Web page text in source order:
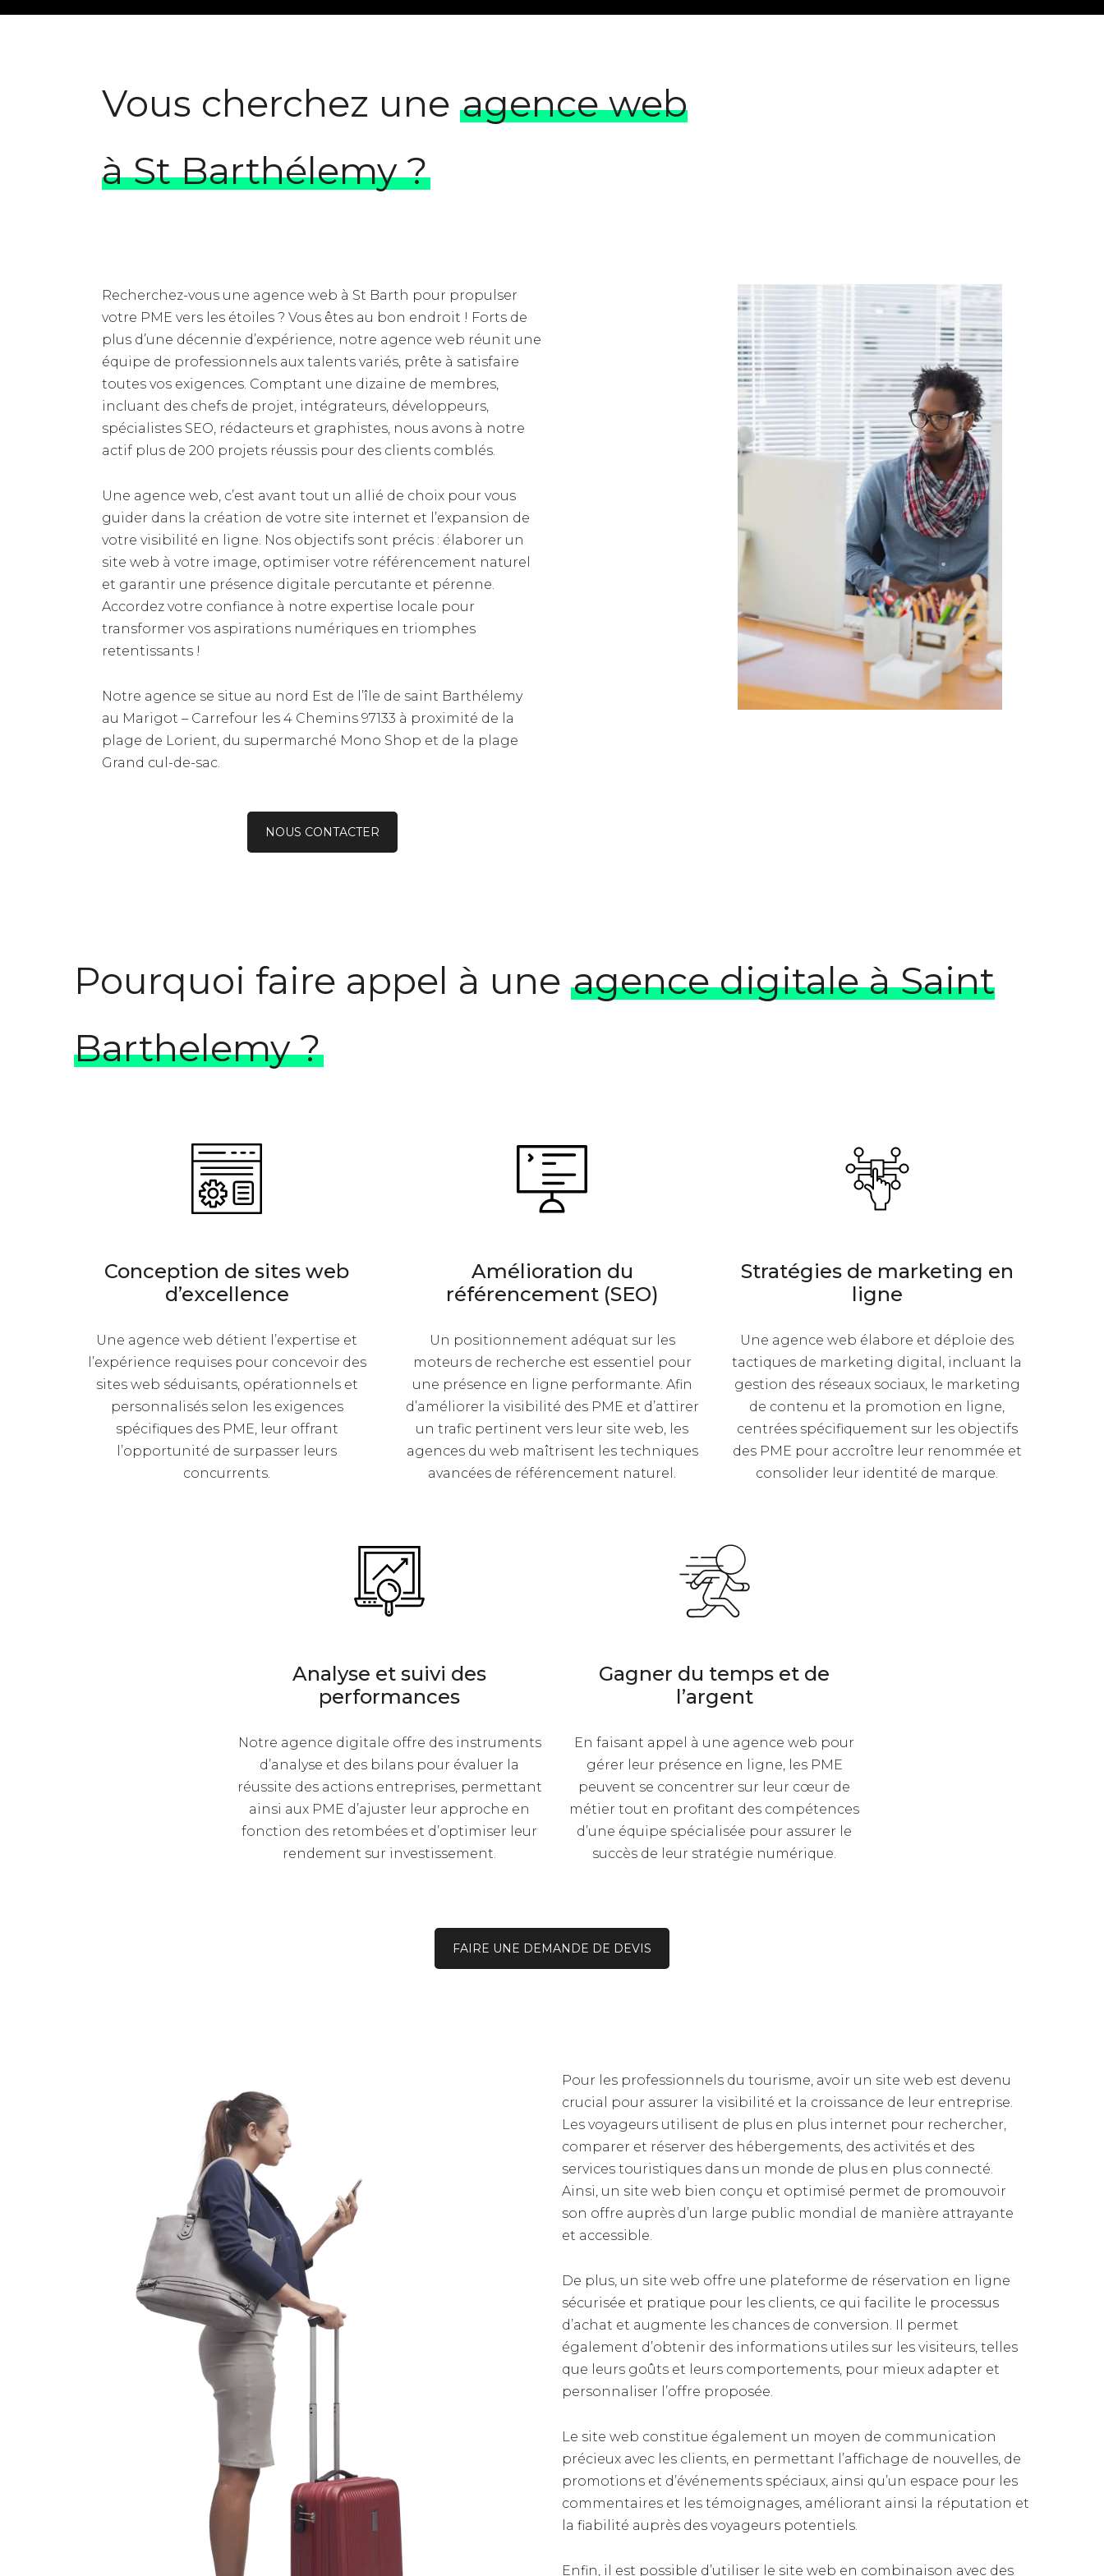
Vous cherchez uneagence web
à St Barthélemy ?
Recherchez-vous une agence web à St Barth pour propulser
votre PME vers les étoiles ? Vous êtes au bon endroit ! Forts de
plus d’une décennie d’expérience, notre agence web réunit une
équipe de professionnels aux talents variés, prête à satisfaire
toutes vos exigences. Comptant une dizaine de membres,
incluant des chefs de projet, intégrateurs, développeurs,
spécialistes SEO, rédacteurs et graphistes, nous avons à notre
actif plus de 200 projets réussis pour des clients comblés.
Une agence web, c’est avant tout un allié de choix pour vous
guider dans la création de votre site internet et l’expansion de
votre visibilité en ligne. Nos objectifs sont précis : élaborer un
site web à votre image, optimiser votre référencement naturel
et garantir une présence digitale percutante et pérenne.
Accordez votre confiance à notre expertise locale pour
transformer vos aspirations numériques en triomphes
retentissants !
Notre agence se situe au nord Est de l’île de saint Barthélemy
au Marigot – Carrefour les 4 Chemins97133 à proximité de la
plage de Lorient, du supermarché Mono Shop et de la plage
Grand cul-de-sac.
NOUS CONTACTER
Pourquoi faire appel à uneagence digitale à Saint
Barthelemy ?
Conception de sites web
d’excellence
Une agence web détient l’expertise et
l’expérience requises pour concevoir des
sites web séduisants, opérationnels et
personnalisés selon les exigences
spécifiques des PME, leur offrant
l’opportunité de surpasser leurs
concurrents.
Amélioration du
référencement (SEO)
Un positionnement adéquat sur les
moteurs de recherche est essentiel pour
une présence en ligne performante. Afin
d’améliorer la visibilité des PME et d’attirer
un trafic pertinent vers leur site web, les
agences du web maîtrisent les techniques
avancées de référencement naturel.
Stratégies de marketing en
ligne
Une agence web élabore et déploie des
tactiques de marketing digital, incluant la
gestion des réseaux sociaux, le marketing
de contenu et la promotion en ligne,
centrées spécifiquement sur les objectifs
des PME pour accroître leur renommée et
consolider leur identité de marque.
Analyse et suivi des
performances
Notre agence digitale offre des instruments
d’analyse et des bilans pour évaluer la
réussite des actions entreprises, permettant
ainsi aux PME d’ajuster leur approche en
fonction des retombées et d’optimiser leur
rendement sur investissement.
Gagner du temps et de
l’argent
En faisant appel à une agence web pour
gérer leur présence en ligne, les PME
peuvent se concentrer sur leur cœur de
métier tout en profitant des compétences
d’une équipe spécialisée pour assurer le
succès de leur stratégie numérique.
FAIRE UNE DEMANDE DE DEVIS
Pour les professionnels du tourisme, avoir un site web est devenu
crucial pour assurer la visibilité et la croissance de leur entreprise.
Les voyageurs utilisent de plus en plus internet pour rechercher,
comparer et réserver des hébergements, des activités et des
services touristiques dans un monde de plus en plus connecté.
Ainsi, un site web bien conçu et optimisé permet de promouvoir
son offre auprès d’un large public mondial de manière attrayante
et accessible.
De plus, un site web offre une plateforme de réservation en ligne
sécurisée et pratique pour les clients, ce qui facilite le processus
d’achat et augmente les chances de conversion. Il permet
également d’obtenir des informations utiles sur les visiteurs, telles
que leurs goûts et leurs comportements, pour mieux adapter et
personnaliser l’offre proposée.
Le site web constitue également un moyen de communication
précieux avec les clients, en permettant l’affichage de nouvelles, de
promotions et d’événements spéciaux, ainsi qu’un espace pour les
commentaires et les témoignages, améliorant ainsi la réputation et
la fiabilité auprès des voyageurs potentiels.
Enfin, il est possible d’utiliser le site web en combinaison avec des